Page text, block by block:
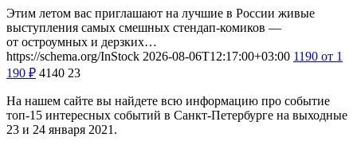
Этим летом вас приглашают на лучшие в России живые
выступления самых смешных стендап-комиков —
от остроумных и дерзких…
https://schema.org/InStock 2026-08-06T12:17:00+03:00 1190 от 1
190 ₽ 4140 23
На нашем сайте вы найдете всю информацию про событие
топ-15 интересных событий в Санкт-Петербурге на выходные
23 и 24 января 2021.